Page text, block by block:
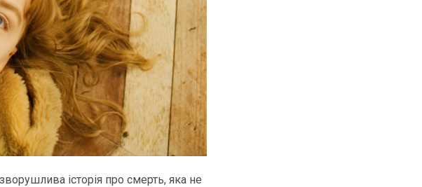
історія про смерть, яка не